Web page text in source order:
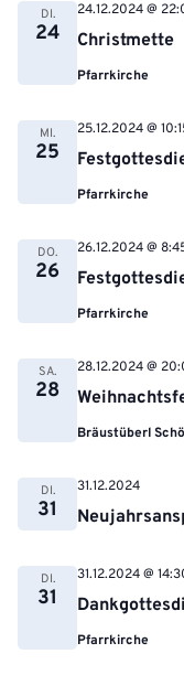
DI.
24 Christmette
24.12.2024 @
Pfarrkirche
MI.
25
25.12.2024 @
Pfarrkirche
DO.
26
26.12.2024 @
Pfarrkirche
SA.
28
28.12.2024 @
Bräustüberl
DI.
31
31.12.2024
DI.
31
31.12.2024 @
Pfarrkirche